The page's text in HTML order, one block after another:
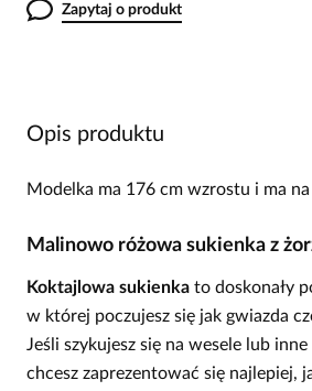
Zapytaj o produkt
Opis produktu
Modelka ma 176 cm wzrostu i ma
Malinowo różowa sukienka z
Koktajlowa sukienka to doskonały
w której poczujesz się jak gwiazda
Jeśli szykujesz się na wesele lub
chcesz zaprezentować się najlepiej,